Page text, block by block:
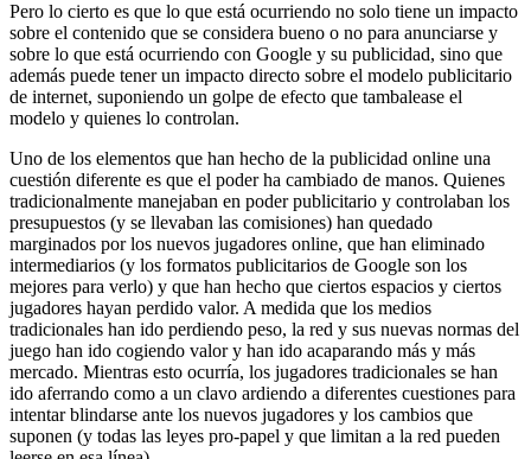
Pero lo cierto es que lo que está ocurriendo no solo tiene un impacto
sobre el contenido que se considera bueno o no para anunciarse y
sobre lo que está ocurriendo con Google y su publicidad, sino que
además puede tener un impacto directo sobre el modelo publicitario
de internet, suponiendo un golpe de efecto que tambalease el
modelo y quienes lo controlan.
Uno de los elementos que han hecho de la publicidad online una
cuestión diferente es que el poder ha cambiado de manos. Quienes
tradicionalmente manejaban en poder publicitario y controlaban los
presupuestos (y se llevaban las comisiones) han quedado
marginados por los nuevos jugadores online, que han eliminado
intermediarios (y los formatos publicitarios de Google son los
mejores para verlo) y que han hecho que ciertos espacios y ciertos
jugadores hayan perdido valor. A medida que los medios
tradicionales han ido perdiendo peso, la red y sus nuevas normas del
juego han ido cogiendo valor y han ido acaparando más y más
mercado. Mientras esto ocurría, los jugadores tradicionales se han
ido aferrando como a un clavo ardiendo a diferentes cuestiones para
intentar blindarse ante los nuevos jugadores y los cambios que
suponen (y todas las leyes pro-papel y que limitan a la red pueden